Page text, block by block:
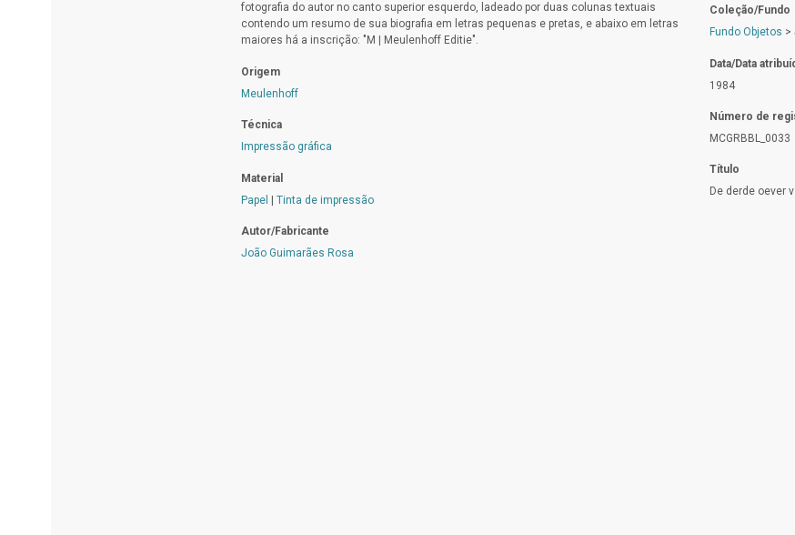
fotografia do autor no canto superior esquerdo, ladeado por duas colunas textuais
contendo um resumo de sua biografia em letras pequenas e pretas, e abaixo em letras
maiores há a inscrição: "M | Meulenhoff Editie".
Origem
Meulenhoff
Técnica
Impressão gráfica
Material
Papel | Tinta de impressão
Autor/Fabricante
João Guimarães Rosa
Coleção/Fundo
Fundo Objetos >
Data/Data
1984
Número de
MCGRBBL_0033
Título
De derde oever